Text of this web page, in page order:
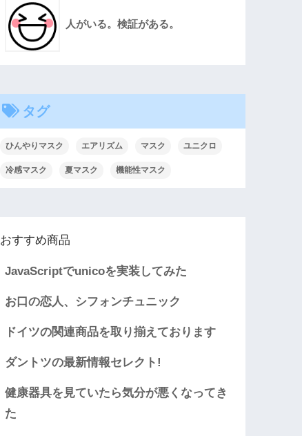
人がいる。検証がある。
タグ
ひんやりマスク エアリズム マスク ユニクロ
冷感マスク 夏マスク 機能性マスク
おすすめ商品
JavaScriptでunicoを実装してみた
お口の恋人、シフォンチュニック
ドイツの関連商品を取り揃えております
ダントツの最新情報セレクト!
健康器具を見ていたら気分が悪くなってき
た